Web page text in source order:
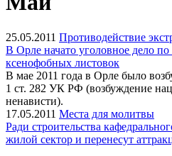
25.05.2011 Противодействие
В Орле начато уголовное дело
ксенофобных листовок
В мае 2011 года в Орле было
1 ст. 282 УК РФ (возбуждение
ненависти).
17.05.2011 Места для молитвы
Ради строительства
жилой сектор и перенесут